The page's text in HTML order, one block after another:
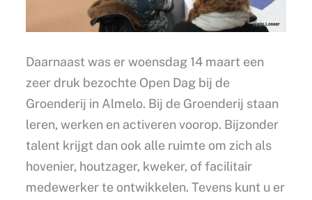
Daarnaast was er woensdag 14 maart een
zeer druk bezochte Open Dag bij de
Groenderij in Almelo. Bij de Groenderij staan
leren, werken en activeren voorop. Bijzonder
talent krijgt dan ook alle ruimte om zich als
hovenier, houtzager, kweker, of facilitair
medewerker te ontwikkelen. Tevens kunt u er